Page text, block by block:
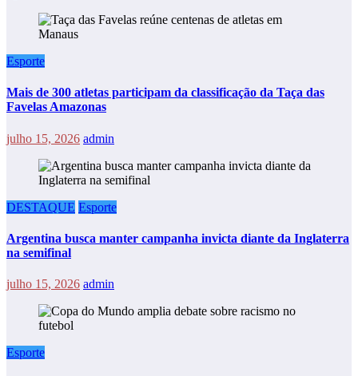
Esporte
Mais de 300 atletas participam da classificação da Taça das
Favelas Amazonas
julho 15, 2026 admin
DESTAQUE Esporte
Argentina busca manter campanha invicta diante da Inglaterra
na semifinal
julho 15, 2026 admin
Esporte